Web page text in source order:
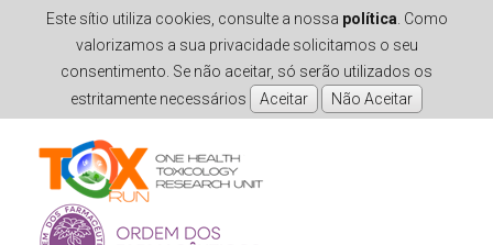
Este sítio utiliza cookies, consulte a nossa política . Como
valorizamos a sua privacidade solicitamos o seu
consentimento. Se não aceitar, só serão utilizados os
estritamente necessários